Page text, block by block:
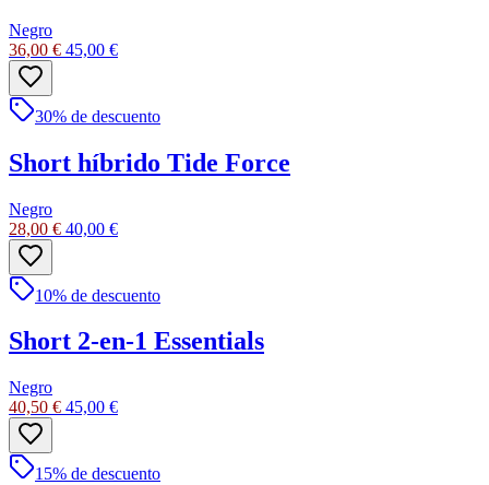
Negro
36,00 € 45,00 €
30% de descuento
Short híbrido Tide Force
Negro
28,00 € 40,00 €
10% de descuento
Short 2-en-1 Essentials
Negro
40,50 € 45,00 €
15% de descuento